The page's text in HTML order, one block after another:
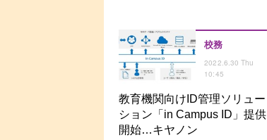
校務
2022.6.30 Thu
10:45
教育機関向けID管理ソリュー
ション「in Campus ID」提供
開始…キヤノン